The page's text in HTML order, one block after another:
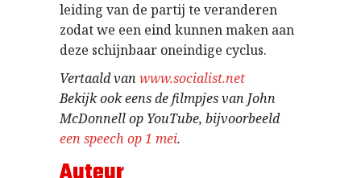
leiding van de partij te veranderen
zodat we een eind kunnen maken aan
deze schijnbaar oneindige cyclus.
Vertaald van www.socialist.net
Bekijk ook eens de filmpjes van John
McDonnell op YouTube, bijvoorbeeld
een speech op 1 mei.